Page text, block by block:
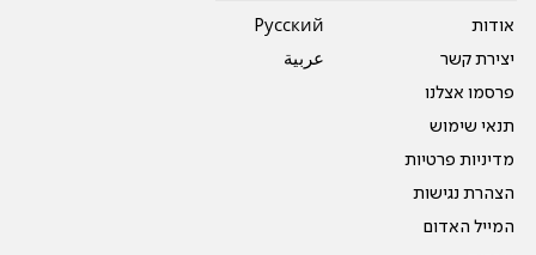
אודות
יצירת קשר
פרסמו אצלנו
תנאי שימוש
מדיניות פרטיות
הצהרת נגישות
המייל האדום
Pусский
عربية